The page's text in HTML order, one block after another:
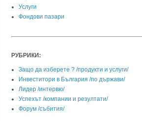
Услуги
Фондови пазари
РУБРИКИ:
Защо да изберете ? /продукти и услуги/
Инвеститори в България /по държави/
Лидер /интервю/
Успехът /компании и резултати/
Форум /събития/